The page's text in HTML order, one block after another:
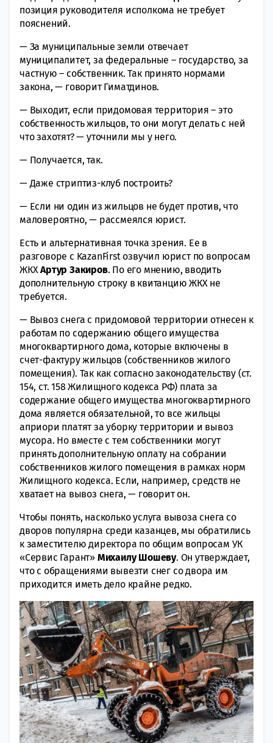
позиция руководителя исполкома не требует
пояснений.
— За муниципальные земли отвечает
муниципалитет, за федеральные – государство, за
частную – собственник. Так принято нормами
закона, — говорит Гиматдинов.
— Выходит, если придомовая территория – это
собственность жильцов, то они могут делать с ней
что захотят? — уточнили мы у него.
— Получается, так.
— Даже стриптиз-клуб построить?
— Если ни один из жильцов не будет против, что
маловероятно, — рассмеялся юрист.
Есть и альтернативная точка зрения. Ее в
разговоре с KazanFirst озвучил юрист по вопросам
ЖКХАртур Закиров. По его мнению, вводить
дополнительную строку в квитанцию ЖКХ не
требуется.
— Вывоз снега с придомовой территории отнесен к
работам по содержанию общего имущества
многоквартирного дома, которые включены в
счет-фактуру жильцов (собственников жилого
помещения). Так как согласно законодательству (ст.
154, ст. 158 Жилищного кодекса РФ) плата за
содержание общего имущества многоквартирного
дома является обязательной, то все жильцы
априори платят за уборку территории и вывоз
мусора. Но вместе с тем собственники могут
принять дополнительную оплату на собрании
собственников жилого помещения в рамках норм
Жилищного кодекса. Если, например, средств не
хватает на вывоз снега, — говорит он.
Чтобы понять, насколько услуга вывоза снега со
дворов популярна среди казанцев, мы обратились
к заместителю директора по общим вопросам УК
«Сервис Гарант» Михаилу Шошеву. Он утверждает,
что с обращениями вывезти снег со двора им
приходится иметь дело крайне редко.